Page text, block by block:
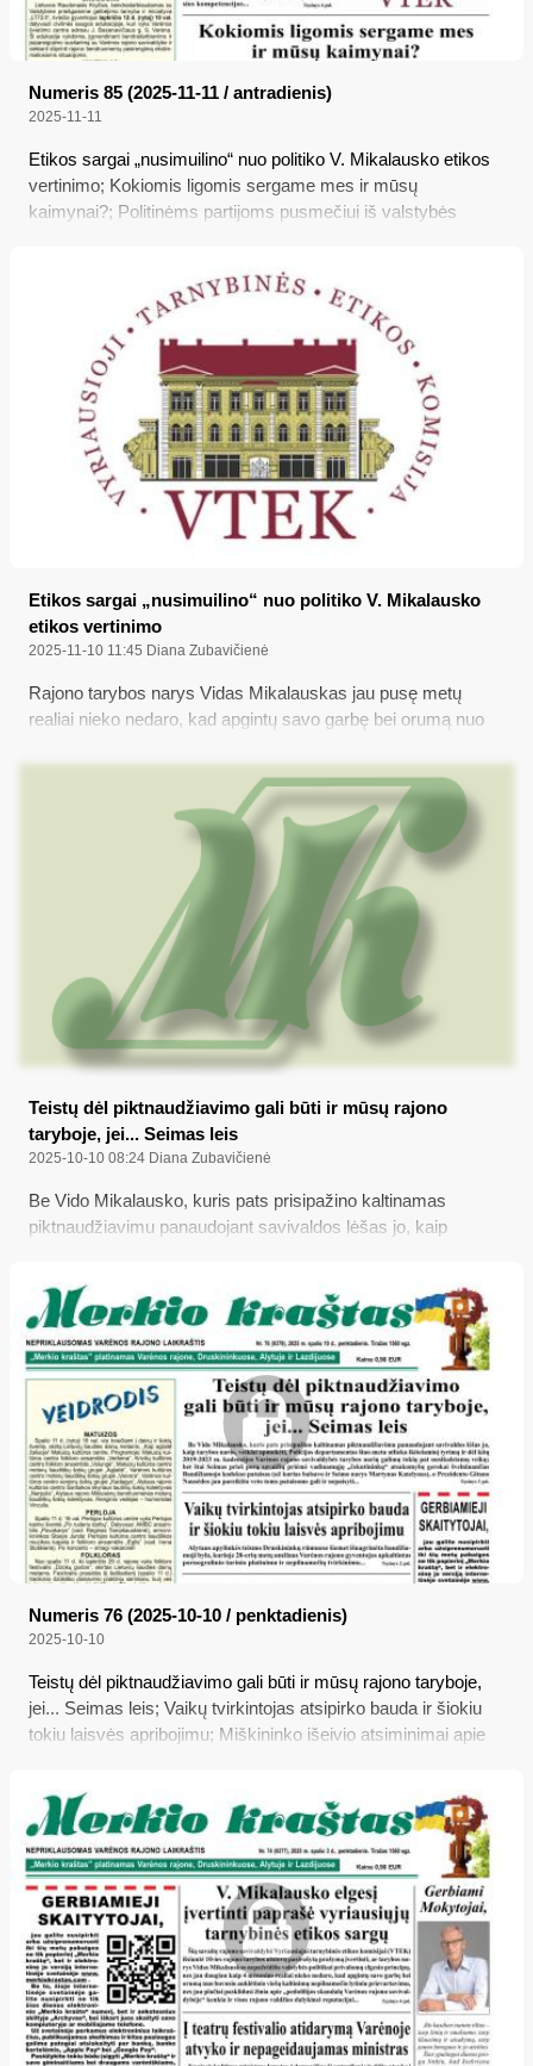
Numeris 85 (2025-11-11 / antradienis)
2025-11-11
Etikos sargai „nusimuilino“ nuo politiko V. Mikalausko etikos
vertinimo; Kokiomis ligomis sergame mes ir mūsų
kaimynai?; Politinėms partijoms pusmečiui iš valstybės
Etikos sargai „nusimuilino“ nuo politiko V. Mikalausko
etikos vertinimo
2025-11-10 11:45 Diana Zubavičienė
Rajono tarybos narys Vidas Mikalauskas jau pusę metų
realiai nieko nedaro, kad apgintų savo garbę bei orumą nuo
prievartavimu, nors plačiai pasklidusi žinia apie „pedofilijos
skandalą Varėnos rajono savivaldybėje“ meta bjaurų šešėlį ir
visai rajono tarybai; tačiau grupės tarybos narių prašymus
Vyriausiajai tarnybinės etikos bei Varėnos r. savivaldybės
Etikos komisijoms - įvertinti V. Mikalausko „atsakomybės
vengimą ir pasyvų tylėjimą“ etikos požiūriu – abidvi šios
politikų elgesio kontrolės institucijos atmetė, pritrūkusios
kompetencijos...
Teistų dėl piktnaudžiavimo gali būti ir mūsų rajono
taryboje, jei... Seimas leis
2025-10-10 08:24 Diana Zubavičienė
Be Vido Mikalausko, kuris pats prisipažino kaltinamas
piktnaudžiavimu panaudojant savivaldos lėšas jo, kaip
metu atlieka ikiteisminį tyrimą ir dėl kitų 2019-2023 m.
kadencijos Varėnos rajono savivaldybės tarybos narių galimų
tokių pat nusikalstamų veikų; bet štai Seimas prieš porą
savaičių priėmė vadinamųjų „čekutininkų“ atsakomybę
gerokai švelninančias Baudžiamojo kodekso pataisas (už
kurias balsavo ir Seimo narys Martynas Katelynas), o
Prezidento Gitano Nausėdos jau pareikšto veto toms
pataisoms gali ir nepaisyti...
Numeris 76 (2025-10-10 / penktadienis)
2025-10-10
Teistų dėl piktnaudžiavimo gali būti ir mūsų rajono taryboje,
jei... Seimas leis; Vaikų tvirkintojas atsipirko bauda ir šiokiu
tokiu laisvės apribojimu; Miškininko išeivio atsiminimai apie
daugėja